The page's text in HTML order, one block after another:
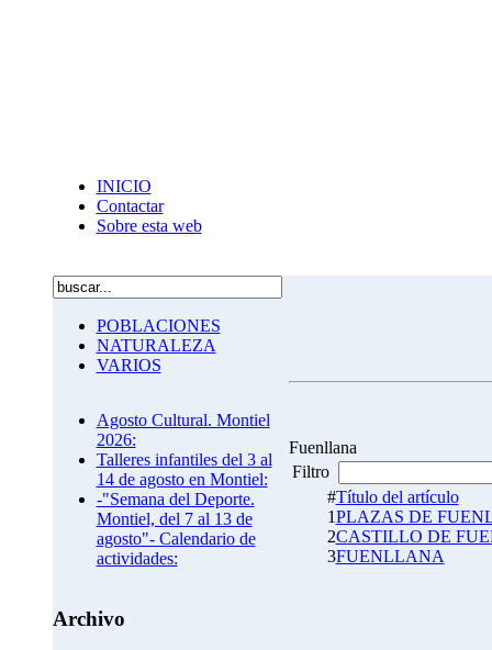
INICIO
Contactar
Sobre esta web
POBLACIONES
NATURALEZA
VARIOS
Agosto Cultural. Montiel
2026:
Talleres infantiles del 3 al
14 de agosto en Montiel:
-"Semana del Deporte.
Montiel, del 7 al 13 de
agosto"- Calendario de
actividades:
Archivo
Fuenllana
Filtro
#Título del artículo
1PLAZAS DE
2CASTILLO DE
3FUENLLANA